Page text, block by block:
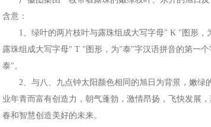
含意：
1、绿叶的两片枝叶与露珠组成大写字母" K "图形
露珠组成大写字母" T "图形，为"泰"字汉语拼音的第一
泰"。
2、与八、九点钟太阳颜色相同的旭日为背景，嫩
业年青而富有创造力，朝气蓬勃，激情昂扬，飞快发展
春和智慧创造美好的未来。